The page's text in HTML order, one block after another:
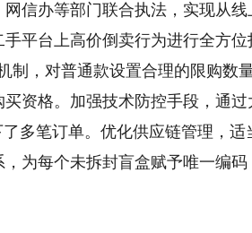
信办等部门联合执法，实现从
平台上高价倒卖行为进行全方位
，对普通款设置合理的限购数
资格。加强技术防控手段，通过
多笔订单。优化供应链管理，
为每个未拆封盲盒赋予唯一编